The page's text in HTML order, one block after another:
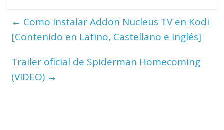
← Como Instalar Addon Nucleus TV en Kodi
[Contenido en Latino, Castellano e Inglés]
Trailer oficial de Spiderman Homecoming
(VIDEO) →